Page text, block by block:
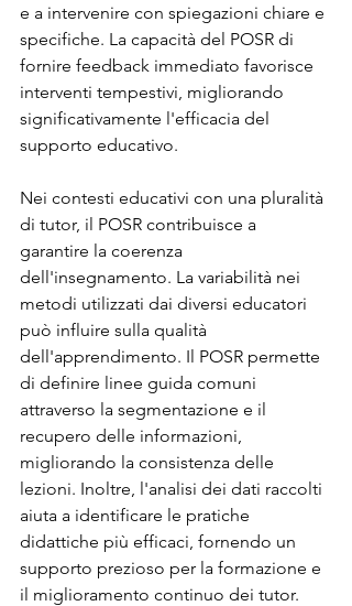
e a intervenire con spiegazioni chiare e
specifiche. La capacità del POSR di
fornire feedback immediato favorisce
interventi tempestivi, migliorando
significativamente l'efficacia del
supporto educativo.
Nei contesti educativi con una pluralità
di tutor, il POSR contribuisce a
garantire la coerenza
dell'insegnamento. La variabilità nei
metodi utilizzati dai diversi educatori
può influire sulla qualità
dell'apprendimento. Il POSR permette
di definire linee guida comuni
attraverso la segmentazione e il
recupero delle informazioni,
migliorando la consistenza delle
lezioni. Inoltre, l'analisi dei dati raccolti
aiuta a identificare le pratiche
didattiche più efficaci, fornendo un
supporto prezioso per la formazione e
il miglioramento continuo dei tutor.